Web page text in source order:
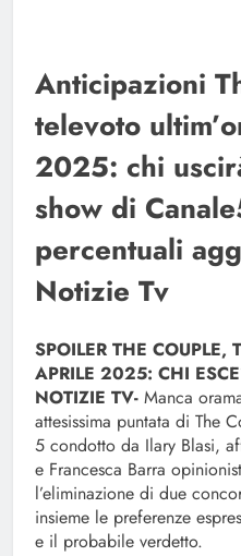
Anticipazioni
televoto
2025: chi
show di
percentuali
Notizie Tv
SPOILER THE COUPLE,
APRILE 2025: CHI
NOTIZIE TV- Manca
attesissima puntata di The
5 condotto da Ilary Blasi,
e Francesca Barra
l’eliminazione di due
insieme le preferenze
e il probabile verdetto.